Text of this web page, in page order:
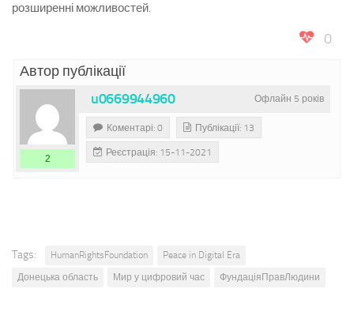
розширенні можливостей.
0
Автор публікації
Офлайн 5 років
u0669944960
2
Коментарі: 0 Публікації: 13
Реєстрація: 15-11-2021
Tags: HumanRightsFoundation
Peace in Digital Era
Донецька область
Мир у цифровий час ФундаціяПравЛюдини